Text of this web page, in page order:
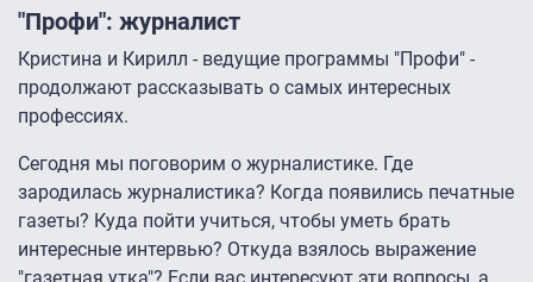
"Профи": журналист
Кристина и Кирилл - ведущие программы "Профи" -
продолжают рассказывать о самых интересных
профессиях.
Сегодня мы поговорим о журналистике. Где
зародилась журналистика? Когда появились печатные
газеты? Куда пойти учиться, чтобы уметь брать
интересные интервью? Откуда взялось выражение